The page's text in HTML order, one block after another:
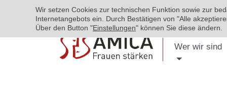
Wer wir sind
Wir setzen Cookies zur technischen Funktion sowie zur
Internetangebots ein. Durch Bestätigen von "Alle
Über den Button "Einstellungen" können Sie diese ändern.